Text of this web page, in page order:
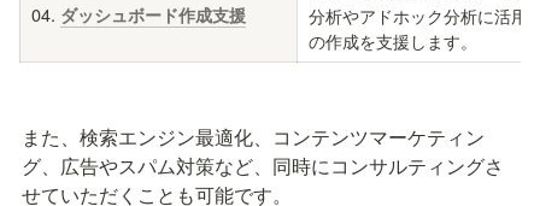
04. ダッシュボード作成支援
分析やアドホック分析に活用
の作成を支援します。
また、検索エンジン最適化、コンテンツマーケティン
グ、広告やスパム対策など、同時にコンサルティングさ
せていただくことも可能です。